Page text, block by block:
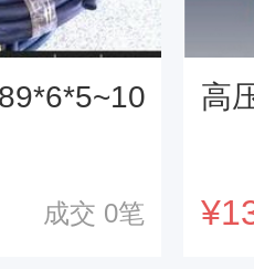
成交 0笔
高
¥